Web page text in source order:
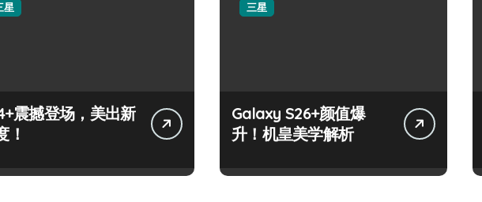
星
震撼登场，美出新
！
三星
Galaxy S26+颜值爆
升！机皇美学解析